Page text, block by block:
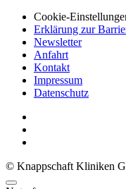
Cookie-
Erklärung zur
Newsletter
Anfahrt
Kontakt
Impressum
Datenschutz
© Knappschaft Kliniken